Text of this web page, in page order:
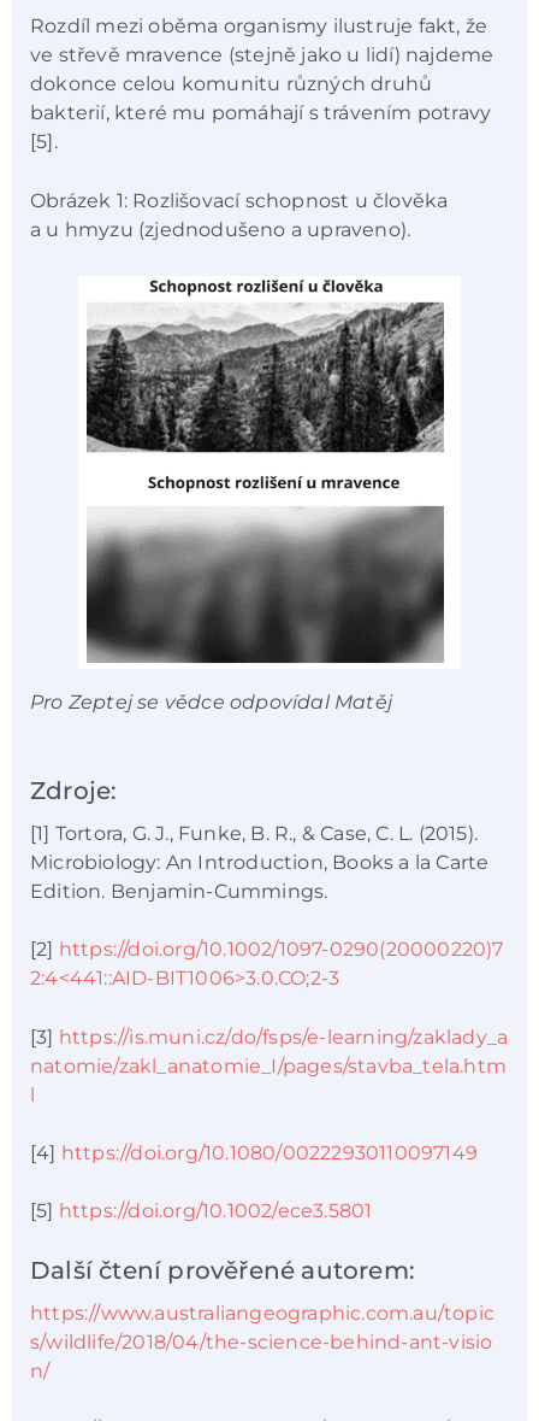
Rozdíl mezi oběma organismy ilustruje fakt, že
ve střevě mravence (stejně jako u lidí) najdeme
dokonce celou komunitu různých druhů
bakterií, které mu pomáhají s trávením potravy
[5].
Obrázek 1: Rozlišovací schopnost u člověka
a u hmyzu (zjednodušeno a upraveno).
Pro Zeptej se vědce odpovídal Matěj
Zdroje:
[1] Tortora, G. J., Funke, B. R., & Case, C. L. (2015).
Microbiology: An Introduction, Books a la Carte
Edition. Benjamin-Cummings.
[2] https://doi.org/10.1002/1097-0290(20000220)7
2:4<441::AID-BIT1006>3.0.CO;2-3
[3] https://is.muni.cz/do/fsps/e-learning/zaklady_a
natomie/zakl_anatomie_I/pages/stavba_tela.htm
l
[4] https://doi.org/10.1080/00222930110097149
[5] https://doi.org/10.1002/ece3.5801
Další čtení prověřené autorem:
https://www.australiangeographic.com.au/topic
s/wildlife/2018/04/the-science-behind-ant-visio
n/